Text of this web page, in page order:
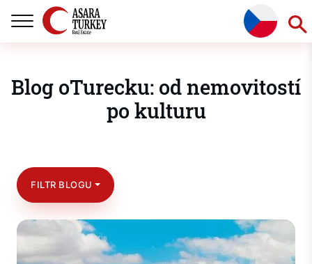
Blog oTurecku: od nemovitostí
po kulturu
FILTR BLOGU